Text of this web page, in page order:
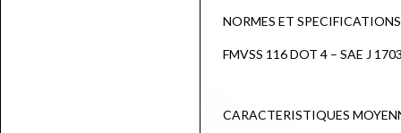
NORMES ET
FMVSS 116 DOT 4 – SAE J
CARACTERISTIQUES